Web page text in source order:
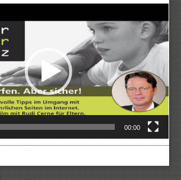
00:00